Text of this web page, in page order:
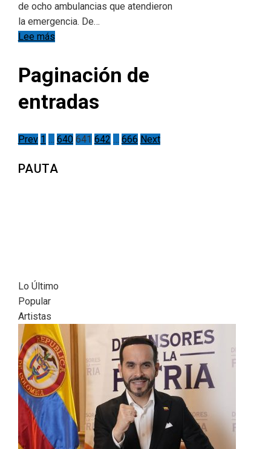
de ocho ambulancias que atendieron
la emergencia. De…
Lee más
Paginación de
entradas
Prev 1 640 641 642 666 Next
PAUTA
Lo Último
Popular
Artistas